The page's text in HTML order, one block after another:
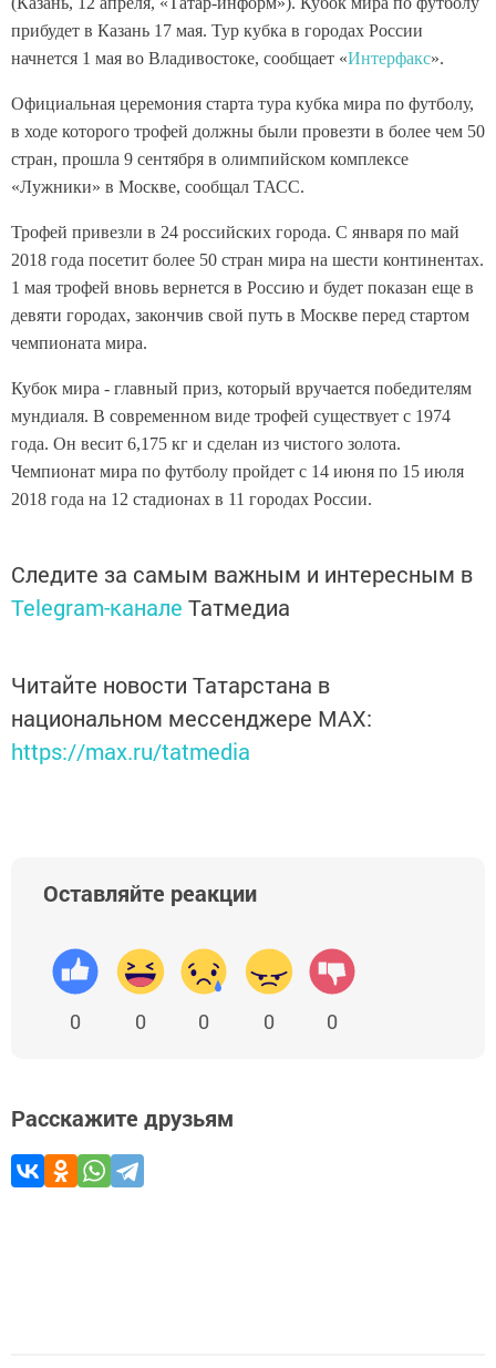
прибудет в Казань 17 мая. Тур кубка в городах России
начнется 1 мая во Владивостоке, сообщает «Интерфакс».
Официальная церемония старта тура кубка мира по футболу,
в ходе которого трофей должны были провезти в более чем 50
стран, прошла 9 сентября в олимпийском комплексе
«Лужники» в Москве, сообщал ТАСС.
Трофей привезли в 24 российских города. С января по май
2018 года посетит более 50 стран мира на шести континентах.
1 мая трофей вновь вернется в Россию и будет показан еще в
девяти городах, закончив свой путь в Москве перед стартом
чемпионата мира.
Кубок мира - главный приз, который вручается победителям
мундиаля. В современном виде трофей существует с 1974
года. Он весит 6,175 кг и сделан из чистого золота.
Чемпионат мира по футболу пройдет с 14 июня по 15 июля
2018 года на 12 стадионах в 11 городах России.
Следите за самым важным и интересным в
Telegram-канале Татмедиа
Читайте новости Татарстана в
национальном мессенджере MАХ:
https://max.ru/tatmedia
Оставляйте реакции
0 0 0 0 0
Расскажите друзьям